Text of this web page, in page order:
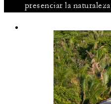
presenciar la